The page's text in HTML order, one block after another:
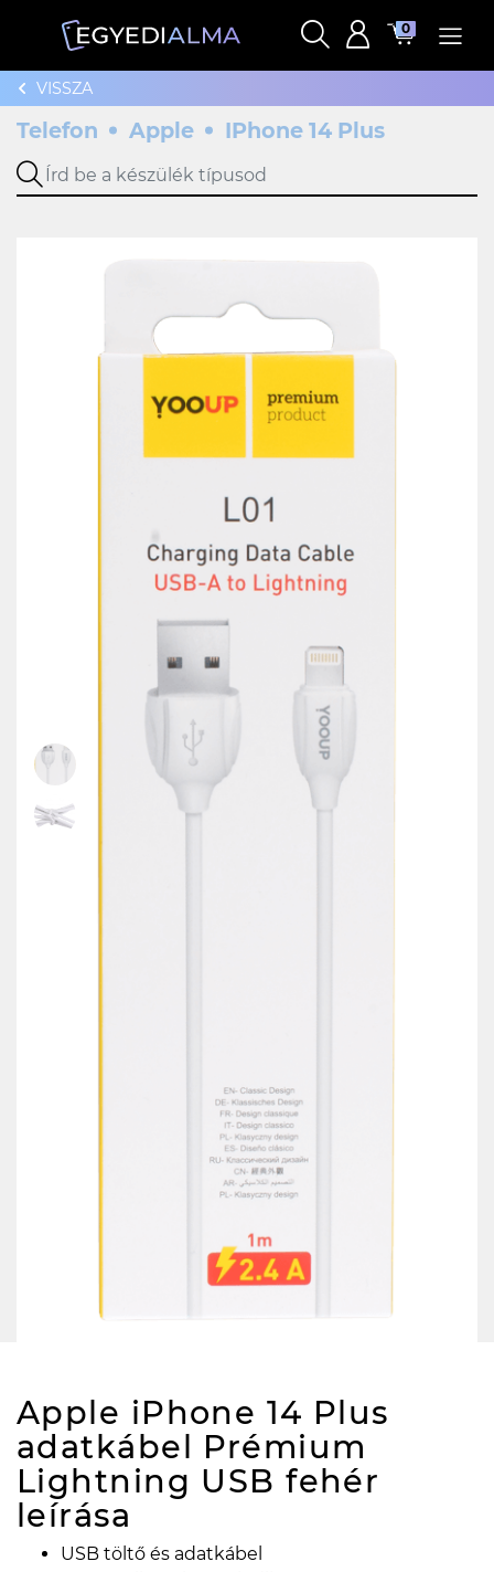
0
VISSZA
Telefon Apple IPhone 14 Plus
Apple iPhone 14 Plus
adatkábel Prémium
Lightning USB fehér
leírása
USB töltő és adatkábel